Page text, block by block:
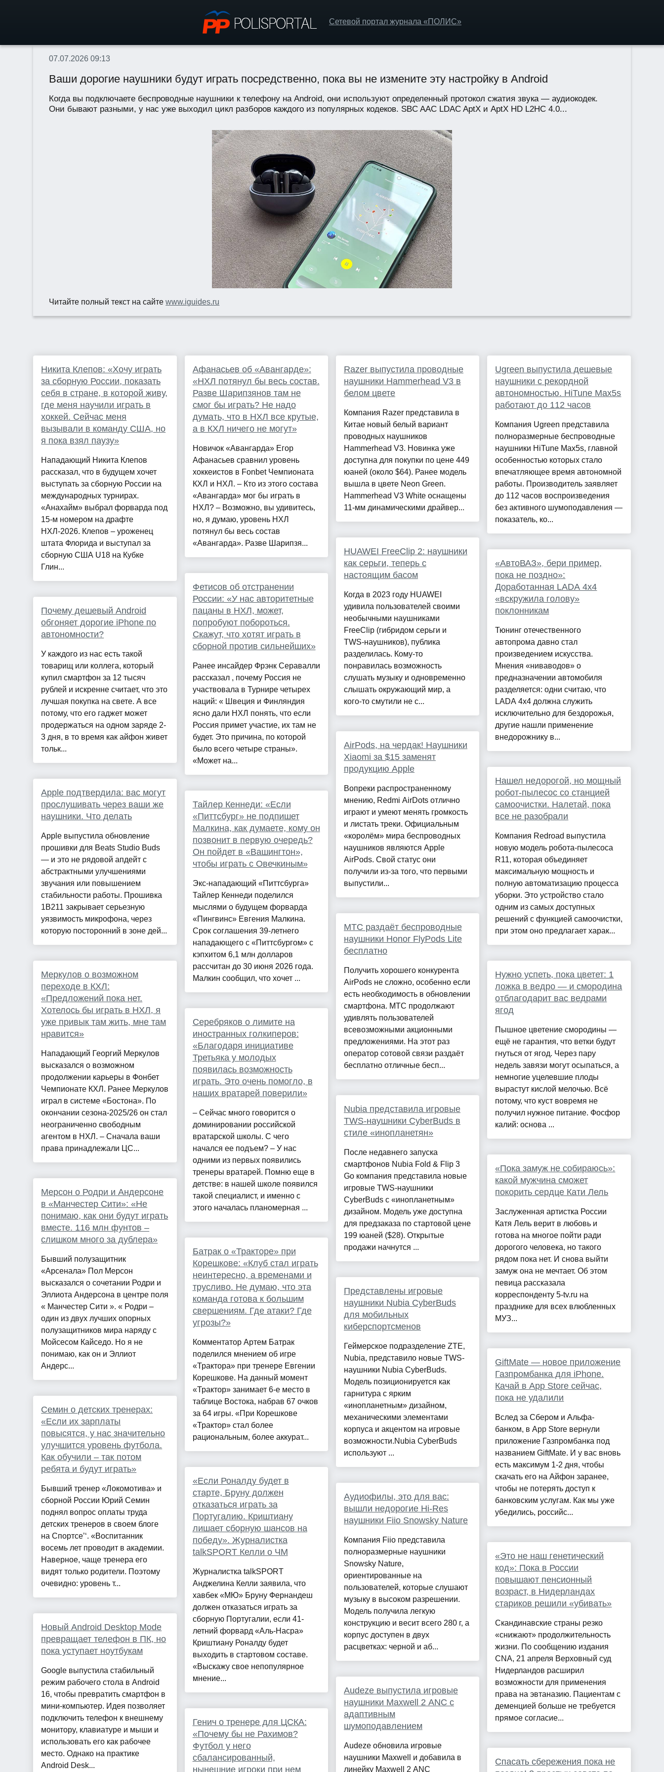
Сетевой портал журнала «ПОЛИС»
07.07.2026 09:13
Ваши дорогие наушники будут играть посредственно, пока вы не измените эту настройку в Android
Когда вы подключаете беспроводные наушники к телефону на Android, они используют определенный протокол сжатия звука — аудиокодек.
Они бывают разными, у нас уже выходил цикл разборов каждого из популярных кодеков. SBC AAC LDAC AptX и AptX HD L2HC 4.0...
Читайте полный текст на сайтеwww.iguides.ru
Никита Клепов: «Хочу играть
за сборную России, показать
себя в стране, в которой живу,
где меня научили играть в
хоккей. Сейчас меня
вызывали в команду США, но
я пока взял паузу»
Нападающий Никита Клепов
рассказал, что в будущем хочет
выступать за сборную России на
международных турнирах.
«Анахайм» выбрал форварда под
15-м номером на драфте
НХЛ-2026. Клепов – уроженец
штата Флорида и выступал за
сборную США U18 на Кубке
Глин...
Почему дешевый Android
обгоняет дорогие iPhone по
автономности?
У каждого из нас есть такой
товарищ или коллега, который
купил смартфон за 12 тысяч
рублей и искренне считает, что это
лучшая покупка на свете. А все
потому, что его гаджет может
продержаться на одном заряде 2-
3 дня, в то время как айфон живет
тольк...
Apple подтвердила: вас могут
прослушивать через ваши же
наушники. Что делать
Apple выпустила обновление
прошивки для Beats Studio Buds
— и это не рядовой апдейт с
абстрактными улучшениями
звучания или повышением
стабильности работы. Прошивка
1B211 закрывает серьезную
уязвимость микрофона, через
которую посторонний в зоне дей...
Меркулов о возможном
переходе в КХЛ:
«Предложений пока нет.
Хотелось бы играть в НХЛ, я
уже привык там жить, мне там
нравится»
Нападающий Георгий Меркулов
высказался о возможном
продолжении карьеры в Фонбет
Чемпионате КХЛ. Ранее Меркулов
играл в системе «Бостона». По
окончании сезона-2025/26 он стал
неограниченно свободным
агентом в НХЛ. – Сначала ваши
права принадлежали ЦС...
Мерсон о Родри и Андерсоне
в «Манчестер Сити»: «Не
понимаю, как они будут играть
вместе. 116 млн фунтов –
слишком много за дублера»
Бывший полузащитник
«Арсенала» Пол Мерсон
высказался о сочетании Родри и
Эллиота Андерсона в центре поля
« Манчестер Сити ». « Родри –
один из двух лучших опорных
полузащитников мира наряду с
Мойсесом Кайседо. Но я не
понимаю, как он и Эллиот
Андерс...
Семин о детских тренерах:
«Если их зарплаты
повысятся, у нас значительно
улучшится уровень футбола.
Как обучили – так потом
ребята и будут играть»
Бывший тренер «Локомотива» и
сборной России Юрий Семин
поднял вопрос оплаты труда
детских тренеров в своем блоге
на Спортсе’‘. «Воспитанник
восемь лет проводит в академии.
Наверное, чаще тренера его
видят только родители. Поэтому
очевидно: уровень т...
Новый Android Desktop Mode
превращает телефон в ПК, но
пока уступает ноутбукам
Google выпустила стабильный
режим рабочего стола в Android
16, чтобы превратить смартфон в
мини-компьютер. Идея позволяет
подключить телефон к внешнему
мониторy, клавиатуре и мыши и
использовать его как рабочее
место. Однако на практике
Android Desk...
Афанасьев об «Авангарде»:
«НХЛ потянул бы весь состав.
Разве Шарипзянов там не
смог бы играть? Не надо
думать, что в НХЛ все крутые,
а в КХЛ ничего не могут»
Новичок «Авангарда» Егор
Афанасьев сравнил уровень
хоккеистов в Fonbet Чемпионата
КХЛ и НХЛ. – Кто из этого состава
«Авангарда» мог бы играть в
НХЛ? – Возможно, вы удивитесь,
но, я думаю, уровень НХЛ
потянул бы весь состав
«Авангарда». Разве Шарипзя...
Фетисов об отстранении
России: «У нас авторитетные
пацаны в НХЛ, может,
попробуют побороться.
Скажут, что хотят играть в
сборной против сильнейших»
Ранее инсайдер Фрэнк Серавалли
рассказал , почему Россия не
участвовала в Турнире четырех
наций: « Швеция и Финляндия
ясно дали НХЛ понять, что если
Россия примет участие, их там не
будет. Это причина, по которой
было всего четыре страны».
«Может на...
Тайлер Кеннеди: «Если
«Питтсбург» не подпишет
Малкина, как думаете, кому он
позвонит в первую очередь?
Он пойдет в «Вашингтон»,
чтобы играть с Овечкиным»
Экс-нападающий «Питтсбурга»
Тайлер Кеннеди поделился
мыслями о будущем форварда
«Пингвинс» Евгения Малкина.
Срок соглашения 39-летнего
нападающего с «Питтсбургом» с
кэпхитом 6,1 млн долларов
рассчитан до 30 июня 2026 года.
Малкин сообщил, что хочет ...
Серебряков о лимите на
иностранных голкиперов:
«Благодаря инициативе
Третьяка у молодых
появилась возможность
играть. Это очень помогло, в
наших вратарей поверили»
– Сейчас много говорится о
доминировании российской
вратарской школы. С чего
начался ее подъем? – У нас
одними из первых появились
тренеры вратарей. Помню еще в
детстве: в нашей школе появился
такой специалист, и именно с
этого началась планомерная ...
Батрак о «Тракторе» при
Корешкове: «Клуб стал играть
неинтересно, а временами и
трусливо. Не думаю, что эта
команда готова к большим
свершениям. Где атаки? Где
угрозы?»
Комментатор Артем Батрак
поделился мнением об игре
«Трактора» при тренере Евгении
Корешкове. На данный момент
«Трактор» занимает 6-е место в
таблице Востока, набрав 67 очков
за 64 игры. «При Корешкове
«Трактор» стал более
рациональным, более аккурат...
«Если Роналду будет в
старте, Бруну должен
отказаться играть за
Португалию. Криштиану
лишает сборную шансов на
победу». Журналистка
talkSPORT Келли о ЧМ
Журналистка talkSPORT
Анджелина Келли заявила, что
хавбек «МЮ» Бруну Фернандеш
должен отказаться играть за
сборную Португалии, если 41-
летний форвард «Аль-Насра»
Криштиану Роналду будет
выходить в стартовом составе.
«Выскажу свое непопулярное
мнение...
Генич о тренере для ЦСКА:
«Почему бы не Рахимов?
Футбол у него
сбалансированный,
нынешние игроки при нем
Razer выпустила проводные
наушники Hammerhead V3 в
белом цвете
Компания Razer представила в
Китае новый белый вариант
проводных наушников
Hammerhead V3. Новинка уже
доступна для покупки по цене 449
юаней (около $64). Ранее модель
вышла в цвете Neon Green.
Hammerhead V3 White оснащены
11-мм динамическими драйвер...
HUAWEI FreeClip 2: наушники
как серьги, теперь с
настоящим басом
Когда в 2023 году HUAWEI
удивила пользователей своими
необычными наушниками
FreeClip (гибридом серьги и
TWS‑наушников), публика
разделилась. Кому‑то
понравилась возможность
слушать музыку и одновременно
слышать окружающий мир, а
кого‑то смутили не с...
AirPods, на чердак! Наушники
Xiaomi за $15 заменят
продукцию Apple
Вопреки распространенному
мнению, Redmi AirDots отлично
играют и умеют менять громкость
и листать треки. Официальным
«королём» мира беспроводных
наушников являются Apple
AirPods. Свой статус они
получили из-за того, что первыми
выпустили...
МТС раздаёт беспроводные
наушники Honor FlyPods Lite
бесплатно
Получить хорошего конкурента
AirPods не сложно, особенно если
есть необходимость в обновлении
смартфона. МТС продолжают
удивлять пользователей
всевозможными акционными
предложениями. На этот раз
оператор сотовой связи раздаёт
бесплатно отличные бесп...
Nubia представила игровые
TWS-наушники CyberBuds в
стиле «инопланетян»
После недавнего запуска
смартфонов Nubia Fold & Flip 3
Go компания представила новые
игровые TWS-наушники
CyberBuds с «инопланетным»
дизайном. Модель уже доступна
для предзаказа по стартовой цене
199 юаней ($28). Открытые
продажи начнутся ...
Представлены игровые
наушники Nubia CyberBuds
для мобильных
киберспортсменов
Геймерское подразделение ZTE,
Nubia, представило новые TWS-
наушники Nubia CyberBuds.
Модель позиционируется как
гарнитура с ярким
«инопланетным» дизайном,
механическими элементами
корпуса и акцентом на игровые
возможности.Nubia CyberBuds
используют ...
Аудиофилы, это для вас:
вышли недорогие Hi-Res
наушники Fiio Snowsky Nature
Компания Fiio представила
полноразмерные наушники
Snowsky Nature,
ориентированные на
пользователей, которые слушают
музыку в высоком разрешении.
Модель получила легкую
конструкцию и весит всего 280 г, а
корпус доступен в двух
расцветках: черной и аб...
Audeze выпустила игровые
наушники Maxwell 2 ANC с
адаптивным
шумоподавлением
Audeze обновила игровые
наушники Maxwell и добавила в
линейку Maxwell 2 ANC
Ugreen выпустила дешевые
наушники с рекордной
автономностью. HiTune Max5s
работают до 112 часов
Компания Ugreen представила
полноразмерные беспроводные
наушники HiTune Max5s, главной
особенностью которых стало
впечатляющее время автономной
работы. Производитель заявляет
до 112 часов воспроизведения
без активного шумоподавления —
показатель, ко...
«АвтоВАЗ», бери пример,
пока не поздно»:
Доработанная LADA 4x4
«вскружила голову»
поклонникам
Тюнинг отечественного
автопрома давно стал
произведением искусства.
Мнения «ниваводов» о
предназначении автомобиля
разделяется: одни считаю, что
LADA 4x4 должна служить
исключительно для бездорожья,
другие нашли применение
внедорожнику в...
Нашел недорогой, но мощный
робот-пылесос со станцией
самоочистки. Налетай, пока
все не разобрали
Компания Redroad выпустила
новую модель робота-пылесоса
R11, которая объединяет
максимальную мощность и
полную автоматизацию процесса
уборки. Это устройство стало
одним из самых доступных
решений с функцией самоочистки,
при этом оно предлагает харак...
Нужно успеть, пока цветет: 1
ложка в ведро — и смородина
отблагодарит вас ведрами
ягод
Пышное цветение смородины —
ещё не гарантия, что ветки будут
гнуться от ягод. Через пару
недель завязи могут осыпаться, а
немногие уцелевшие плоды
вырастут кислой мелочью. Всё
потому, что куст вовремя не
получил нужное питание. Фосфор
калий: основа ...
«Пока замуж не собираюсь»:
какой мужчина сможет
покорить сердце Кати Лель
Заслуженная артистка России
Катя Лель верит в любовь и
готова на многое пойти ради
дорогого человека, но такого
рядом пока нет. И снова выйти
замуж она не мечтает. Об этом
певица рассказала
корреспонденту 5-tv.ru на
празднике для всех влюбленных
МУЗ...
GiftMate — новое приложение
Газпромбанка для iPhone.
Качай в App Store сейчас,
пока не удалили
Вслед за Сбером и Альфа-
банком, в App Store вернули
приложение Газпромбанка под
названием GiftMate. И у вас вновь
есть максимум 1-2 дня, чтобы
скачать его на Айфон заранее,
чтобы не потерять доступ к
банковским услугам. Как мы уже
убедились, российс...
«Это не наш генетический
код»: Пока в России
повышают пенсионный
возраст, в Нидерландах
стариков решили «убивать»
Скандинавские страны резко
«снижают» продолжительность
жизни. По сообщению издания
CNA, 21 апреля Верховный суд
Нидерландов расширил
возможности для применения
права на эвтаназию. Пациентам с
деменцией больше не требуется
прямое согласие...
Спасать сбережения пока не